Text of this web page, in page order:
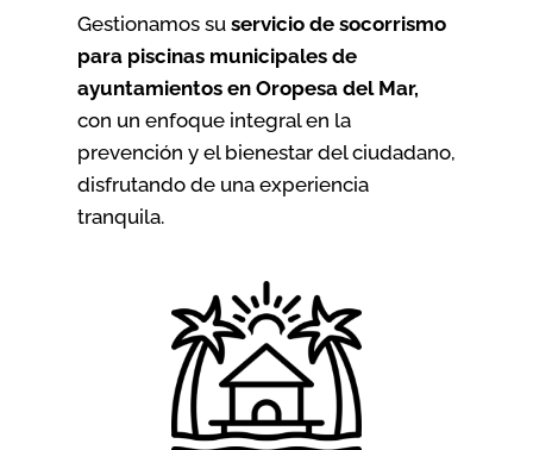
Gestionamos su servicio de socorrismo
para piscinas municipales de
ayuntamientos en Oropesa del Mar,
con un enfoque integral en la
prevención y el bienestar del ciudadano,
disfrutando de una experiencia
tranquila.